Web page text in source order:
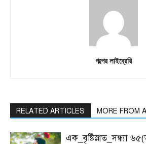
গল্পের লাইব্রেরি
RELATED ARTICLES MORE FROM
এক_বৃষ্টিস্নাত_সন্ধ্যা